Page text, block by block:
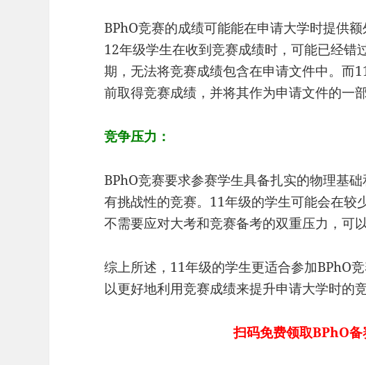
BPhO竞赛的成绩可能能在申请大学时提供
12年级学生在收到竞赛成绩时，可能已经错
期，无法将竞赛成绩包含在申请文件中。而
前取得竞赛成绩，并将其作为申请文件的一部
竞争压力：
BPhO竞赛要求参赛学生具备扎实的物理基
有挑战性的竞赛。11年级的学生可能会在较
不需要应对大考和竞赛备考的双重压力，可
综上所述，11年级的学生更适合参加BPhO
以更好地利用竞赛成绩来提升申请大学时的竞
扫码免费领取BPhO